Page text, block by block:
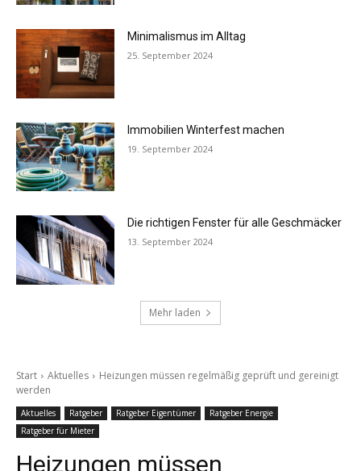
Minimalismus im Alltag
25. September 2024
Immobilien Winterfest machen
19. September 2024
Die richtigen Fenster für alle Geschmäcker
13. September 2024
Mehr laden